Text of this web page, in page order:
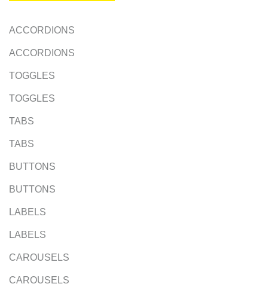
ACCORDIONS
ACCORDIONS
TOGGLES
TOGGLES
TABS
TABS
BUTTONS
BUTTONS
LABELS
LABELS
CAROUSELS
CAROUSELS